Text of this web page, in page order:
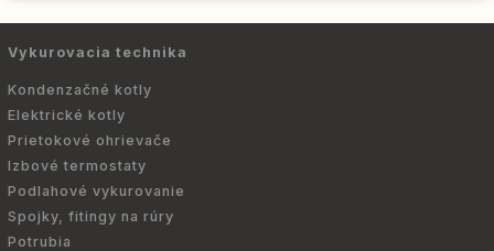
Vykurovacia technika
Kondenzačné kotly
Elektrické kotly
Prietokové ohrievače
Izbové termostaty
Podlahové vykurovanie
Spojky, fitingy na rúry
Potrubia